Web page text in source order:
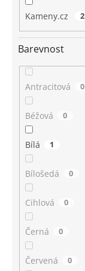
Kameny.cz 2
Barevnost
Antracitová 0
Béžová 0
Bílá 1
Bílošedá 0
Cihlová 0
Černá 0
Červená 0